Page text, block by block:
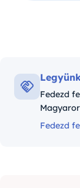
Fedezd
Fedezd